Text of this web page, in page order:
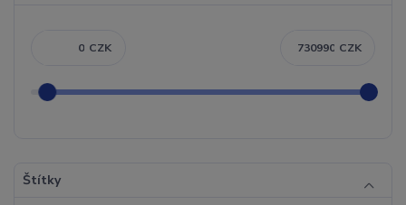
CZK CZK
Štítky